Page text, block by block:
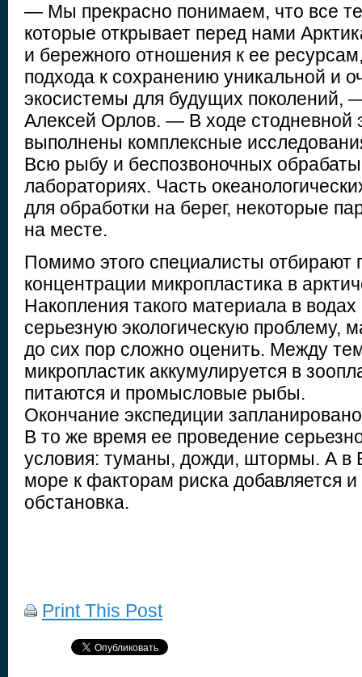
— Мы прекрасно понимаем, что все
которые открывает перед нами
и бережного отношения к ее
подхода к сохранению уникальной и
экосистемы для будущих поколений,
Алексей Орлов. — В ходе стодневной
выполнены комплексные
Всю рыбу и беспозвоночных
лабораториях. Часть
для обработки на берег, некоторые
на месте.
Помимо этого специалисты отбирают
концентрации микропластика в
Накопления такого материала в водах
серьезную экологическую проблему,
до сих пор сложно оценить. Между
микропластик аккумулируется в
питаются и промысловые рыбы.
Окончание экспедиции
В то же время ее проведение
условия: туманы, дожди, штормы. А в
море к факторам риска добавляется
обстановка.
Print This Post